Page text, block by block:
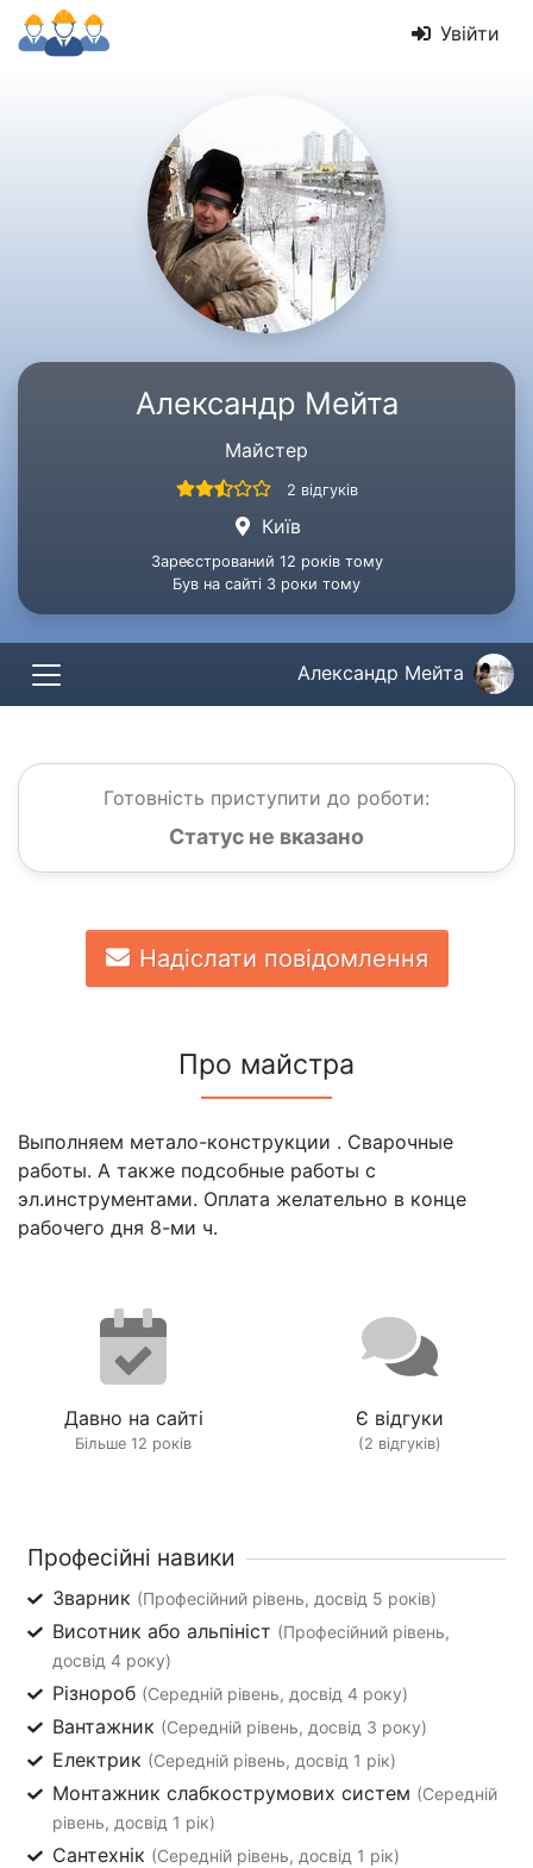
Увійти
Александр Мейта
Майстер
2 відгуків
Київ
Зареєстрований 12 років тому
Був на сайті 3 роки тому
Александр Мейта
Готовність приступити до роботи:
Статус не вказано
Надіслати повідомлення
Про майстра
Выполняем метало-конструкции . Сварочные
работы. А также подсобные работы с
эл.инструментами. Оплата желательно в конце
рабочего дня 8-ми ч.
Давно на сайті
Більше 12 років
Є відгуки
(2 відгуків)
Професійні навики
Зварник (Професійний рівень, досвід 5 років)
Висотник або альпініст (Професійний рівень,
досвід 4 року)
Різнороб (Середній рівень, досвід 4 року)
Вантажник (Середній рівень, досвід 3 року)
Електрик (Середній рівень, досвід 1 рік)
Монтажник слабкострумових систем (Середній
рівень, досвід 1 рік)
Сантехнік (Середній рівень, досвід 1 рік)